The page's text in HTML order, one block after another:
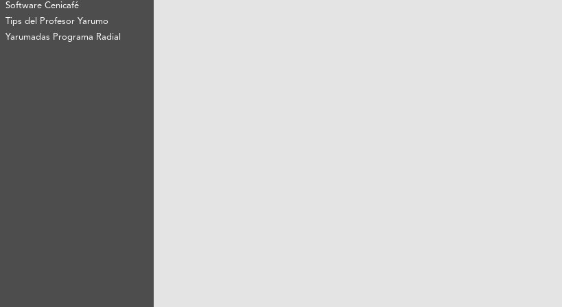
Software Cenicafé
Tips del Profesor Yarumo
Yarumadas Programa Radial